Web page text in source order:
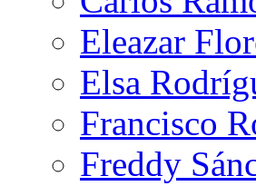
Eleazar
Elsa
Francisco
Freddy